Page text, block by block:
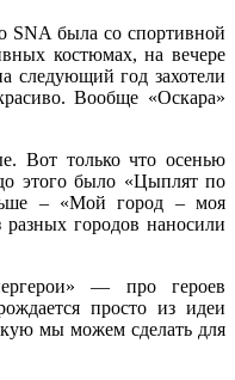
SNA была со спортивной
костюмах, на вечере
следующий год захотели
Вообще «Оскара»
Вот только что осенью
этого было «Цыплят по
– «Мой город – моя
разных городов наносили
— про героев
просто из идеи
мы можем сделать для